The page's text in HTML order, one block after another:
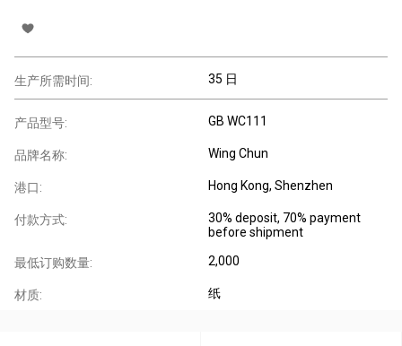
生产所需时间: 35 日
产品型号: GB WC111
品牌名称: Wing Chun
港口: Hong Kong, Shenzhen
付款方式:
30% deposit, 70% payment
before shipment
最低订购数量: 2,000
材质: 纸